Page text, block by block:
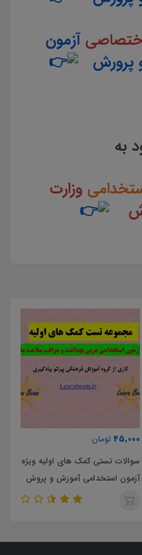
آزمون
پرورش
به
وزارت
85,000 تومان
کمکهای اولیه ویژه آزمون استخدامی
آموزش و پرورش سال 1403